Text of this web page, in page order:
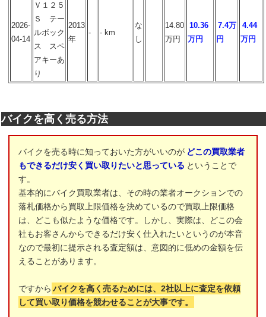
2026-
04-14
Ｖ１２５
Ｓ テー
ルボック
ス スペ
アキーあ
り
2013
年
- - km
な
し
14.80
万円
10.36
万円
7.4万
円
4.44
万円
バイクを高く売る方法
バイクを売る時に知っておいた方がいいのが どこの買取業者
もできるだけ安く買い取りたいと思っている ということで
す。
基本的にバイク買取業者は、その時の業者オークションでの
落札価格から買取上限価格を決めているので買取上限価格
は、どこも似たような価格です。しかし、実際は、どこの会
社もお客さんからできるだけ安く仕入れたいというのが本音
なので最初に提示される査定額は、意図的に低めの金額を伝
えることがあります。
ですから バイクを高く売るためには、2社以上に査定を依頼
して買い取り価格を競わせることが大事です。